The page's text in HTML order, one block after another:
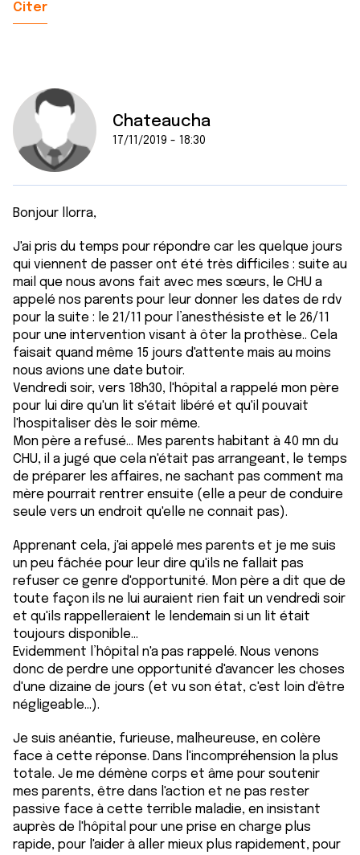
Citer
Chateaucha
17/11/2019 - 18:30
Bonjour llorra,
J'ai pris du temps pour répondre car les quelque jours
qui viennent de passer ont été très difficiles : suite au
mail que nous avons fait avec mes sœurs, le CHU a
appelé nos parents pour leur donner les dates de rdv
pour la suite : le 21/11 pour l’anesthésiste et le 26/11
pour une intervention visant à ôter la prothèse.. Cela
faisait quand même 15 jours d'attente mais au moins
nous avions une date butoir.
Vendredi soir, vers 18h30, l'hôpital a rappelé mon père
pour lui dire qu'un lit s'était libéré et qu'il pouvait
l'hospitaliser dès le soir même.
Mon père a refusé... Mes parents habitant à 40 mn du
CHU, il a jugé que cela n'était pas arrangeant, le temps
de préparer les affaires, ne sachant pas comment ma
mère pourrait rentrer ensuite (elle a peur de conduire
seule vers un endroit qu'elle ne connait pas).
Apprenant cela, j'ai appelé mes parents et je me suis
un peu fâchée pour leur dire qu'ils ne fallait pas
refuser ce genre d'opportunité. Mon père a dit que de
toute façon ils ne lui auraient rien fait un vendredi soir
et qu'ils rappelleraient le lendemain si un lit était
toujours disponible...
Evidemment l’hôpital n'a pas rappelé. Nous venons
donc de perdre une opportunité d'avancer les choses
d'une dizaine de jours (et vu son état, c'est loin d'être
négligeable...).
Je suis anéantie, furieuse, malheureuse, en colère
face à cette réponse. Dans l'incompréhension la plus
totale. Je me démène corps et âme pour soutenir
mes parents, être dans l'action et ne pas rester
passive face à cette terrible maladie, en insistant
auprès de l'hôpital pour une prise en charge plus
rapide, pour l'aider à aller mieux plus rapidement, pour